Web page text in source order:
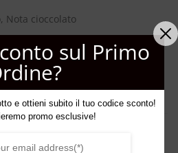
Nota cioccolato
Legno cedro Virginia, Pepe nero
sul Primo
e ottieni subito il tuo codice sconto!
promo esclusive!